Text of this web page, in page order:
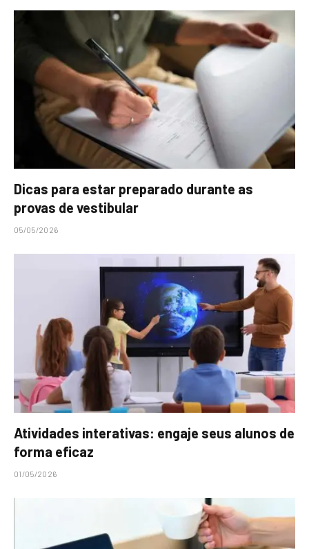
Dicas para estar preparado durante as
provas de vestibular
05/05/2026
Atividades interativas: engaje seus alunos de
forma eficaz
01/05/2026